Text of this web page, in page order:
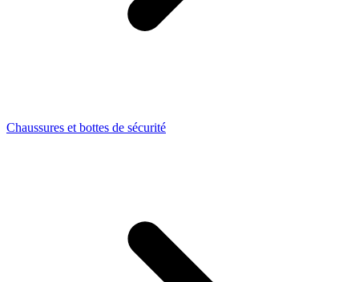
Chaussures et bottes de sécurité